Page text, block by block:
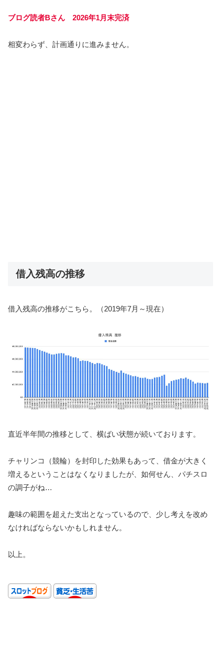
ブログ読者Bさん 2026年1月末完済
相変わらず、計画通りに進みません。
借入残高の推移
借入残高の推移がこちら。（2019年7月～現在）
直近半年間の推移として、横ばい状態が続いております。
チャリンコ（競輪）を封印した効果もあって、借金が大きく
増えるということはなくなりましたが、如何せん、パチスロ
の調子がね…
趣味の範囲を超えた支出となっているので、少し考えを改め
なければならないかもしれません。
以上。